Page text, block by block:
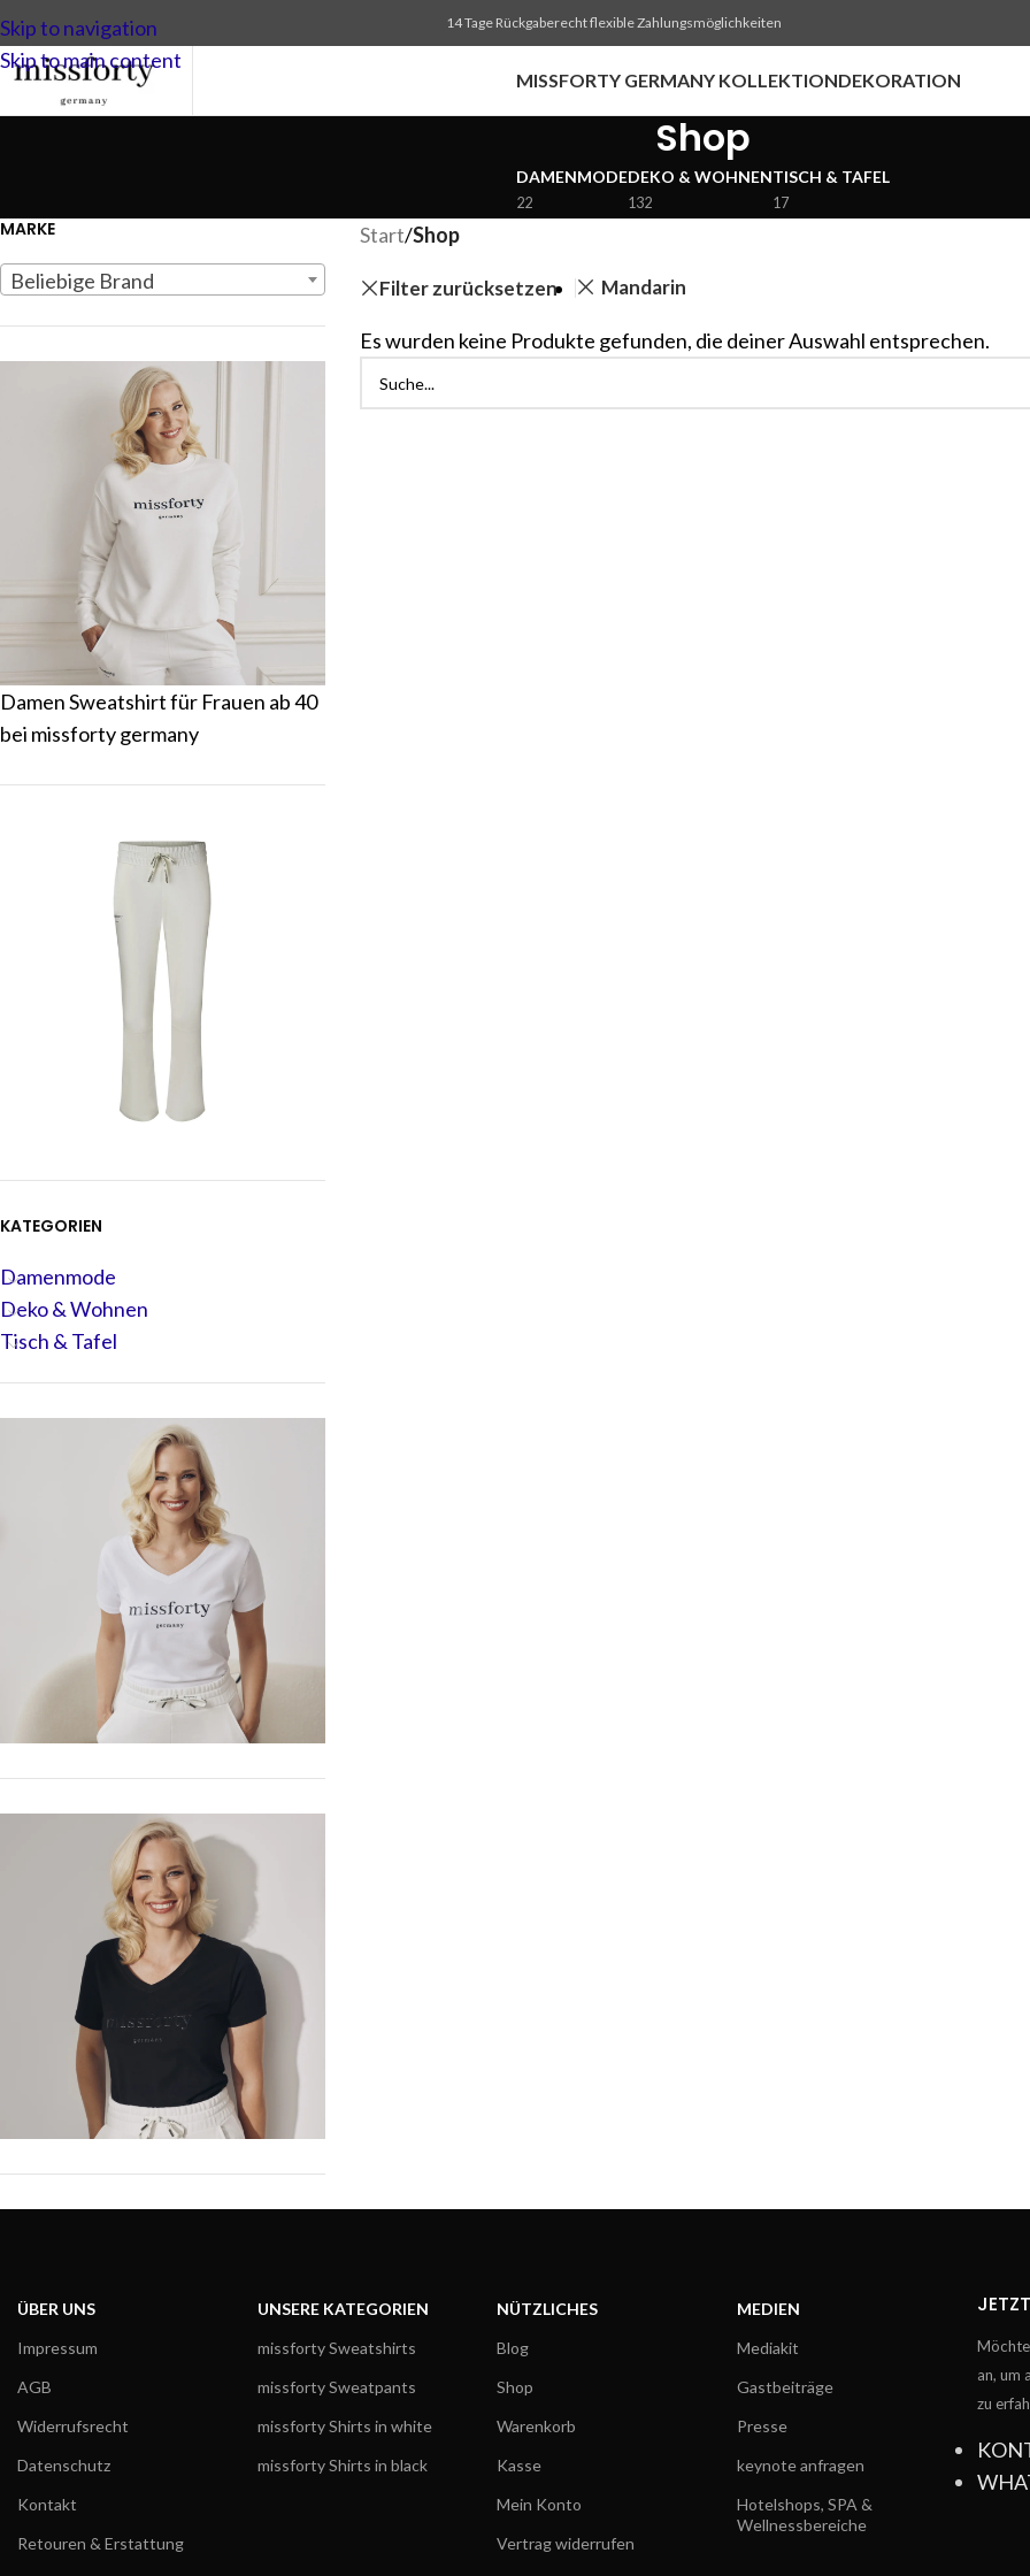
Skip to navigation
Skip to main content
14 Tage Rückgaberecht flexible Zahlungsmöglichkeiten
MISSFORTY GERMANY KOLLEKTIONDEKORATION
Shop
DAMENMODE
22
DEKO & WOHNEN
132
TISCH & TAFEL
17
MARKE
Beliebige Brand
Damen Sweatshirt für Frauen ab 40
bei missforty germany
KATEGORIEN
Damenmode
Deko & Wohnen
Tisch & Tafel
Start/Shop
Filter zurücksetzen Mandarin
Es wurden keine Produkte gefunden, die deiner Auswahl entsprechen.
ÜBER UNS
Impressum
AGB
Widerrufsrecht
Datenschutz
Kontakt
Retouren & Erstattung
UNSERE KATEGORIEN
missforty Sweatshirts
missforty Sweatpants
missforty Shirts in white
missforty Shirts in black
NÜTZLICHES
Blog
Shop
Warenkorb
Kasse
Mein Konto
Vertrag widerrufen
MEDIEN
Mediakit
Gastbeiträge
Presse
keynote anfragen
Hotelshops, SPA &
Wellnessbereiche
an, um
zu